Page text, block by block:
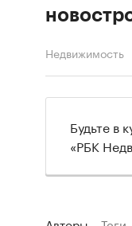
Недвижимость
Будьте в
«РБК